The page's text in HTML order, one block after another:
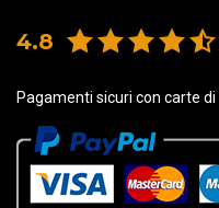
Integra tutta la
casco da racing, ed è
Il suo design
alla morfologia del
precisa e un
diverse ore di viaggio.
4.8
Pagamenti sicuri con carte di